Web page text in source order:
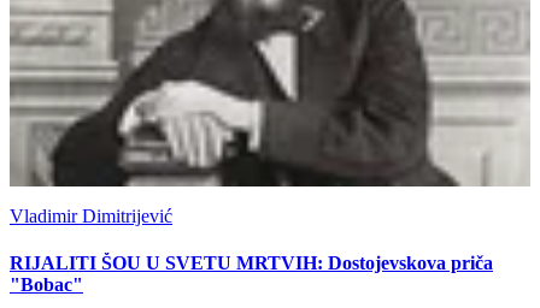
Vladimir Dimitrijević
RIJALITI ŠOU U SVETU MRTVIH: Dostojevskova priča
"Bobac"